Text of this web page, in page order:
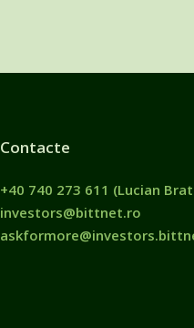
Contacte
+40 740 273 611 (Lucian
investors@bittnet.ro